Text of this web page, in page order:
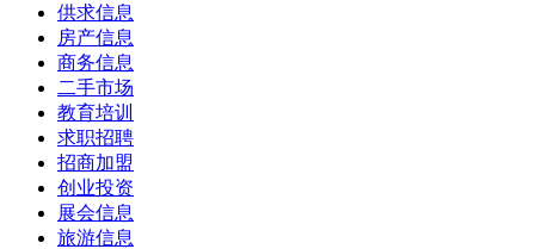
供求信息
房产信息
商务信息
二手市场
教育培训
求职招聘
招商加盟
创业投资
展会信息
旅游信息